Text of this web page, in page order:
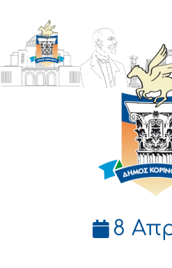
ΔΗΜΟΣ
ΚΟΡΙΝΘΙΩΝ
8